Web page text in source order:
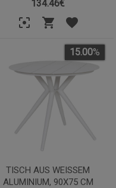
134.46€
TISCH AUS WEISSEM A
LUMINIUM, 90X75 CM
15.00%